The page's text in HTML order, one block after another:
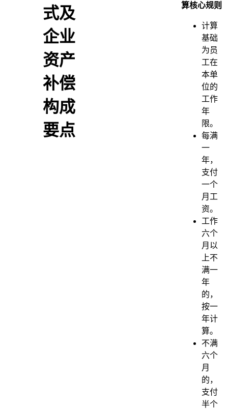
式及
企业
资产
补偿
构成
要点
算核心规则
计算
基础
为员
工在
本单
位的
工作
年
限。
每满
一
年，
支付
一个
月工
资。
工作
六个
月以
上不
满一
年
的，
按一
年计
算。
不满
六个
月
的，
支付
半个